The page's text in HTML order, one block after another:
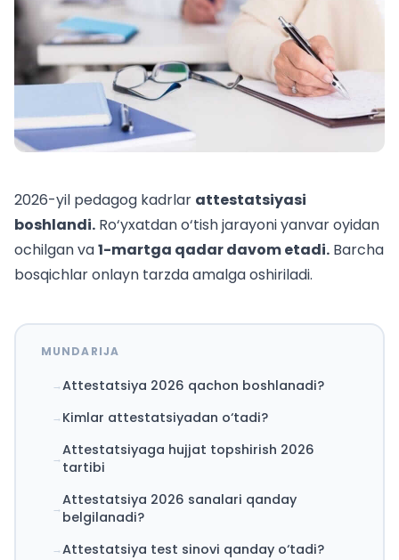
2026-yil pedagog kadrlar attestatsiyasi
boshlandi. Ro‘yxatdan o‘tish jarayoni yanvar oyidan
ochilgan va1-martga qadar davom etadi. Barcha
bosqichlar onlayn tarzda amalga oshiriladi.
MUNDARIJA
Attestatsiya 2026 qachon boshlanadi?
Kimlar attestatsiyadan o‘tadi?
Attestatsiyaga hujjat topshirish 2026
tartibi
Attestatsiya 2026 sanalari qanday
belgilanadi?
Attestatsiya test sinovi qanday o‘tadi?